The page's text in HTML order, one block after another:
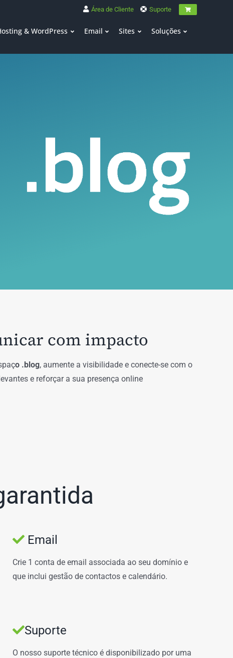
Área de Cliente Suporte
& WordPress Email Sites Soluções
com impacto
o .blog, aumente a visibilidade e conecte-se com o
e reforçar a sua presença online
Email
Crie 1 conta de email associada ao seu domínio e
que inclui gestão de contactos e calendário.
Suporte
O nosso suporte técnico é disponibilizado por uma